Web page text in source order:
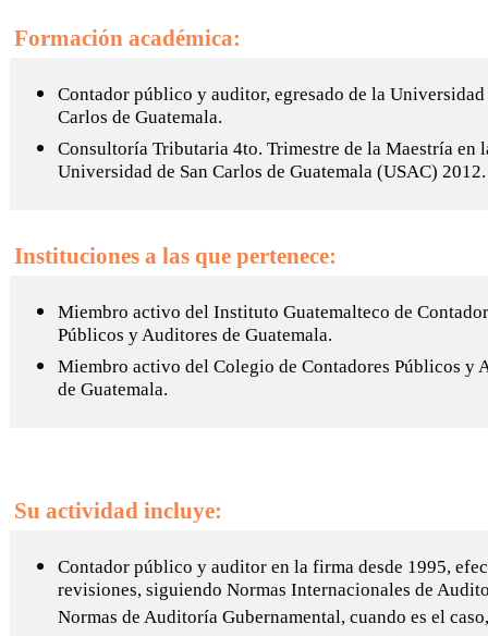
Formación académica:
Contador público y auditor, egresado de la Universidad
Carlos de Guatemala.
Consultoría Tributaria 4to. Trimestre de la Maestría en
Universidad de San Carlos de Guatemala (USAC) 2012.
Instituciones a las que pertenece:
Miembro activo del Instituto Guatemalteco de
Públicos y Auditores de Guatemala.
Miembro activo del Colegio de Contadores Públicos y
de Guatemala.
Su actividad incluye:
Contador público y auditor en la firma desde 1995,
revisiones, siguiendo Normas Internacionales de
Normas de Auditoría Gubernamental, cuando es el